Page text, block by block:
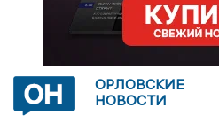
ОРЛОВСКИЕ
НОВОСТИ